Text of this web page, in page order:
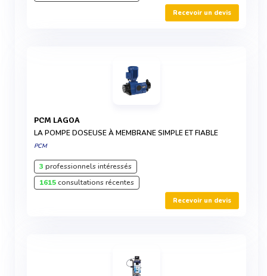
Recevoir un devis
PCM LAGOA
LA POMPE DOSEUSE À MEMBRANE SIMPLE ET FIABLE
PCM
3 professionnels intéressés
1615consultations récentes
Recevoir un devis